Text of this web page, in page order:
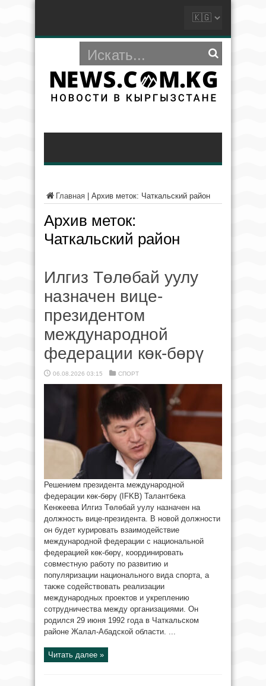
Главная Архив меток: Чаткальский район
Архив меток:
Чаткальский район
Илгиз Төлөбай уулу
назначен вице-
президентом
международной
федерации көк-бөрү
06.08.2026 03:15 СПОРТ
Решением президента международной
федерации көк-бөрү (IFKB) Талантбека
Кенжеева Илгиз Төлөбай уулу назначен на
должность вице-президента. В новой должности
он будет курировать взаимодействие
международной федерации с национальной
федерацией көк-бөрү, координировать
совместную работу по развитию и
популяризации национального вида спорта, а
также содействовать реализации
международных проектов и укреплению
сотрудничества между организациями. Он
родился 29 июня 1992 года в Чаткальском
районе Жалал-Абадской области. ...
Читать далее »